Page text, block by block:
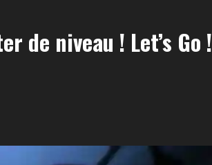
de niveau ! Let’s Go !